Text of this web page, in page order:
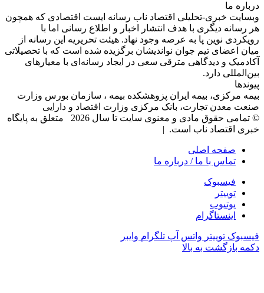
درباره‌ ما
وبسایت خبری-تحلیلی اقتصاد ناب رسانه‌ ایست اقتصادی که همچون
هر رسانه دیگری با هدف انتشار اخبار و اطلاع رسانی اما با
رویکردی نوین پا به عرصه وجود نهاد. هیئت تحریریه این رسانه از
میان اعضای تیم جوان نواندیشان برگزیده شده است که با تحصیلاتی
آکادمیک و دیدگاهی‌ مترقی سعی در ایجاد رسانه‌ای با معیار‌های
بین‌المللی دارد.
پیوندها
بیمه مرکزی، بیمه ایران پزوهشکده بیمه ، سازمان بورس وزارت
صنعت معدن تجارت، بانک مرکزی وزارت اقتصاد و دارایی
© تمامی حقوق مادی و معنوی سایت تا سال 2026 متعلق به پایگاه
خبری اقتصاد ناب است. |
صفحه اصلی
تماس با ما / درباره ما
فیسبوک
توییتر
یوتیوب
اینستاگرام
فیسبوک توییتر واتس آپ تلگرام وایبر
دکمه بازگشت به بالا